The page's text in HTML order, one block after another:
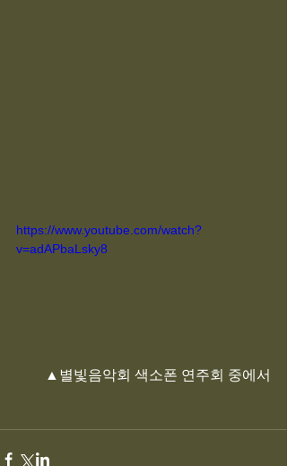
https://www.youtube.com/watch?
v=adAPbaLsky8
        ▲별빛음악회 색소폰 연주회 중에서